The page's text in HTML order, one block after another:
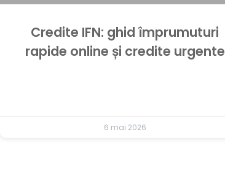
Credite IFN: ghid împrumuturi
rapide online și credite urgente
6 mai 2026